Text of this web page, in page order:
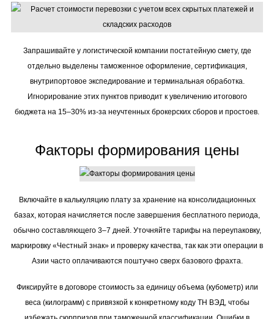
Запрашивайте у логистической компании постатейную смету, где
отдельно выделены таможенное оформление, сертификация,
внутрипортовое экспедирование и терминальная обработка.
Игнорирование этих пунктов приводит к увеличению итогового
бюджета на 15–30% из-за неучтенных брокерских сборов и простоев.
Факторы формирования цены
Включайте в калькуляцию плату за хранение на консолидационных
базах, которая начисляется после завершения бесплатного периода,
обычно составляющего 3–7 дней. Уточняйте тарифы на переупаковку,
маркировку «Честный знак» и проверку качества, так как эти операции в
Азии часто оплачиваются поштучно сверх базового фрахта.
Фиксируйте в договоре стоимость за единицу объема (кубометр) или
веса (килограмм) с привязкой к конкретному коду ТН ВЭД, чтобы